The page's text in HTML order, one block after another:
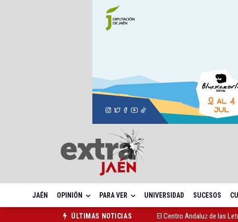
JAÉN OPINIÓN PARA VER UNIVERSIDAD SUCESOS
ÚLTIMAS NOTICIAS
El Centro Andaluz de las